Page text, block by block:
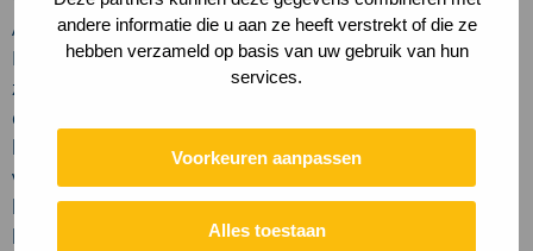
andere informatie die u aan ze heeft verstrekt of die ze
hebben verzameld op basis van uw gebruik van hun
services.
Voorkeuren aanpassen
Alles toestaan
Alle ideeën en kansen voor de herinrichting van de
Halvezolenlijn zijn verkend met verschillende partijen,
zowel de verschillende gemeenten waar het tracé
doorheen loopt als met lokale heemkundekringen en
historische stichtingen. Met de integrale blik van
verschillende disciplines, zoals erfgoed, infrastructuur,
kunst en toerisme, is dit samengebracht in beeldende
kansenkaarten en een adviesrapportage. Hierin worden